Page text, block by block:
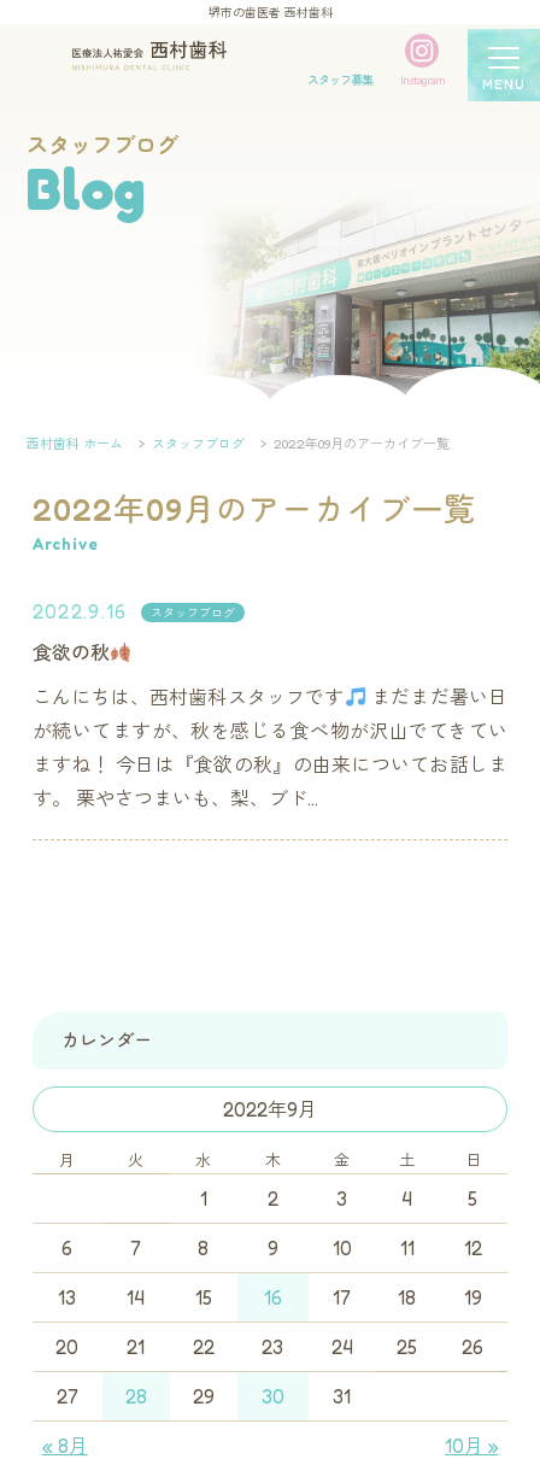
堺市の歯医者 西村歯科
スタッフ募集 Instagram MENU
スタッフブログ
Blog
西村歯科 ホーム スタッフブログ 2022年09月のアーカイブ一覧
2022年09月のアーカイブ一覧
Archive
2022.9.16 スタッフブログ
食欲の秋
こんにちは、西村歯科スタッフです
まだまだ暑い日
が続いてますが、秋を感じる食べ物が沢山でてきてい
ますね！ 今日は『食欲の秋』の由来についてお話しま
す。 栗やさつまいも、梨、ブド...
カレンダー
2022年9月
月 火 水 木 金 土 日
1 2 3 4 5
6 7 8 9 10 11 12
13 14 15 16 17 18 19
20 21 22 23 24 25 26
27 28 29 30 31
« 8月 10月 »